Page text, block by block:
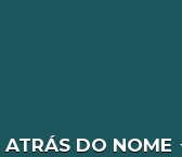
ATRÁS DO NOME